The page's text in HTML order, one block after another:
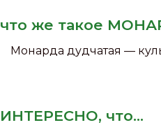
что же такое
Монарда дудчатая —
ИНТЕРЕСНО, что...